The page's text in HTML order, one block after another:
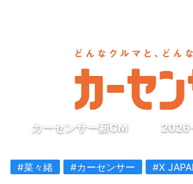
カーセンサー新CM
#菜々緒 #カーセンサー #X